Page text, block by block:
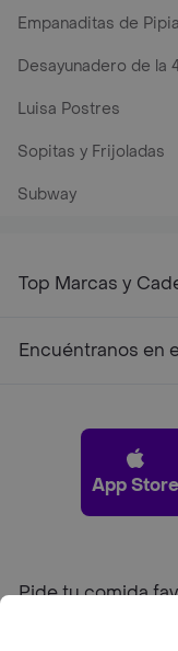
Empanaditas de
Desayunadero de la
Luisa Postres
Sopitas y Frijoladas
Subway
Top Marcas y
Encuéntranos en
App Store
Pide tu comida